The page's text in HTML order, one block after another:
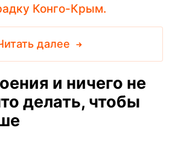
Конго-Крым.
далее
и ничего не
делать, чтобы